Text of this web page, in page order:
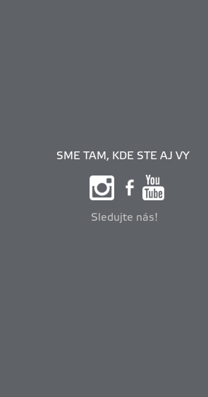
SME TAM, KDE STE AJ VY
Sledujte nás!